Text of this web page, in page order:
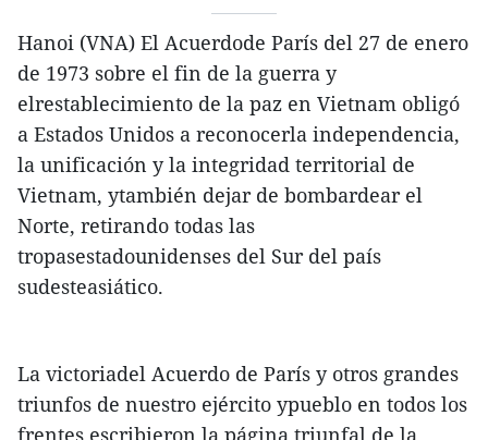
Hanoi (VNA) El Acuerdode París del 27 de enero
de 1973 sobre el fin de la guerra y
elrestablecimiento de la paz en Vietnam obligó
a Estados Unidos a reconocerla independencia,
la unificación y la integridad territorial de
Vietnam, ytambién dejar de bombardear el
Norte, retirando todas las
tropasestadounidenses del Sur del país
sudesteasiático.
La victoriadel Acuerdo de París y otros grandes
triunfos de nuestro ejército ypueblo en todos los
frentes escribieron la página triunfal de la